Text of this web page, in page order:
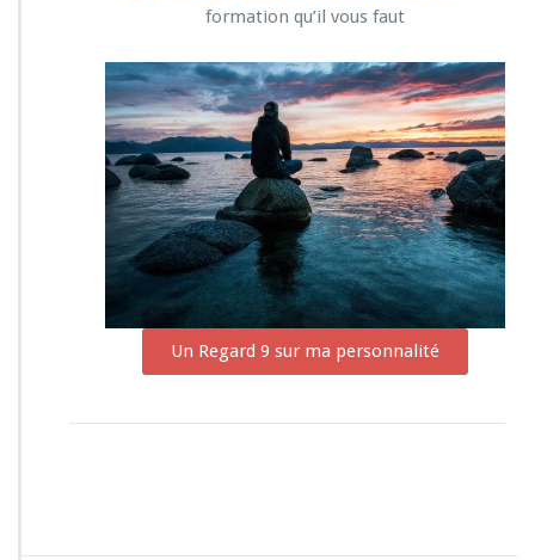
formation qu’il vous faut
Un Regard 9 sur ma personnalité